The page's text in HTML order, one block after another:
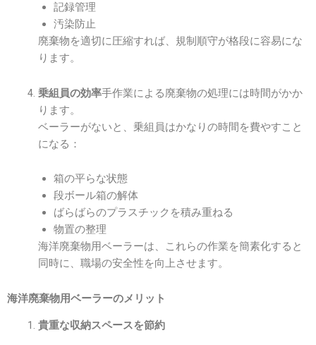
記録管理
汚染防止
廃棄物を適切に圧縮すれば、規制順守が格段に容易にな
ります。
乗組員の効率手作業による廃棄物の処理には時間がかか
ります。
ベーラーがないと、乗組員はかなりの時間を費やすこと
になる：
箱の平らな状態
段ボール箱の解体
ばらばらのプラスチックを積み重ねる
物置の整理
海洋廃棄物用ベーラーは、これらの作業を簡素化すると
同時に、職場の安全性を向上させます。
海洋廃棄物用ベーラーのメリット
貴重な収納スペースを節約